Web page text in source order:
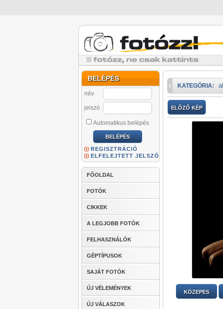
BELÉPÉS
név
jelszó
Automatikus belépés
REGISZTRÁCIÓ
ELFELEJTETT JELSZÓ
FŐOLDAL
FOTÓK
CIKKEK
A LEGJOBB FOTÓK
FELHASZNÁLÓK
GÉPTÍPUSOK
SAJÁT FOTÓK
ÚJ VÉLEMÉNYEK
ÚJ VÁLASZOK
KATEGÓRIA:
ELŐZŐ KÉP
KÖZEPES